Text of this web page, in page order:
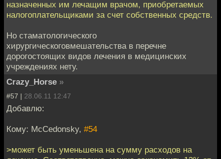
назначенных им лечащим врачом, приобретаемых
налогоплательщиками за счет собственных средств.
Но стаматологического
хирургическоговмешательства в перечне
дорогостоящих видов лечения в медицинских
учреждениях нету.
Crazy_Horse »
#57 | 28.06.11 12:47
Добавлю:
Кому: McCedonsky, #54
>может быть уменьшена на сумму расходов на